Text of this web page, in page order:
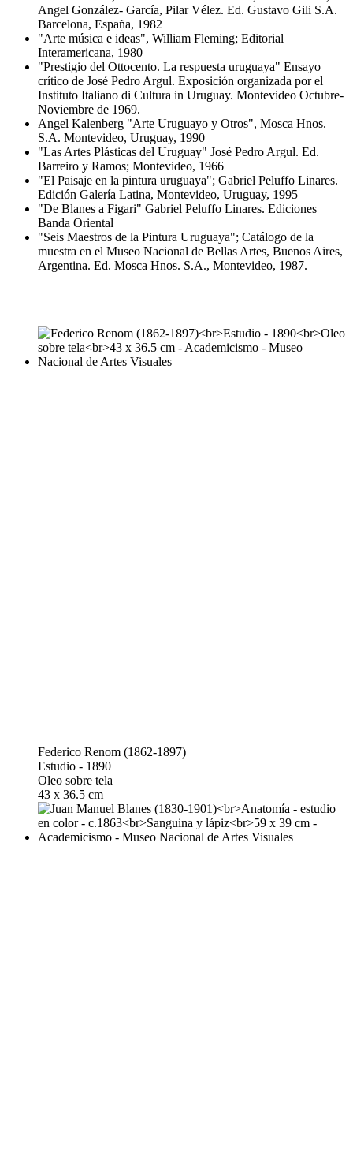
Angel González- García, Pilar Vélez. Ed. Gustavo Gili S.A.
Barcelona, España, 1982
"Arte música e ideas", William Fleming; Editorial
Interamericana, 1980
"Prestigio del Ottocento. La respuesta uruguaya" Ensayo
crítico de José Pedro Argul. Exposición organizada por el
Instituto Italiano di Cultura in Uruguay. Montevideo Octubre-
Noviembre de 1969.
Angel Kalenberg "Arte Uruguayo y Otros", Mosca Hnos.
S.A. Montevideo, Uruguay, 1990
"Las Artes Plásticas del Uruguay" José Pedro Argul. Ed.
Barreiro y Ramos; Montevideo, 1966
"El Paisaje en la pintura uruguaya"; Gabriel Peluffo Linares.
Edición Galería Latina, Montevideo, Uruguay, 1995
"De Blanes a Figari" Gabriel Peluffo Linares. Ediciones
Banda Oriental
"Seis Maestros de la Pintura Uruguaya"; Catálogo de la
muestra en el Museo Nacional de Bellas Artes, Buenos Aires,
Argentina. Ed. Mosca Hnos. S.A., Montevideo, 1987.
Federico Renom (1862-1897)
Estudio - 1890
Oleo sobre tela
43 x 36.5 cm